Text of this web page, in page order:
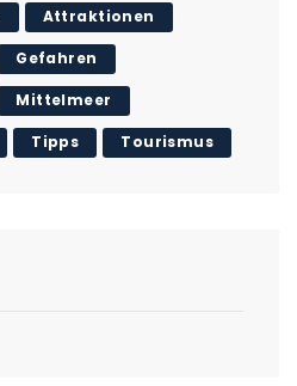
Attraktionen
Gefahren
Mittelmeer
Tipps Tourismus